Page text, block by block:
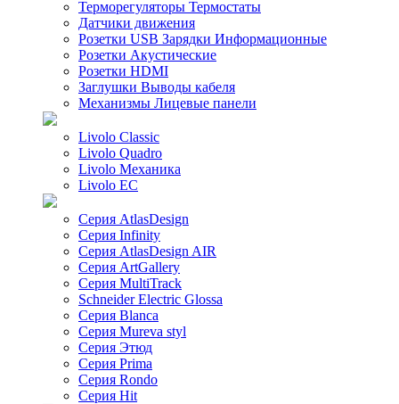
Терморегуляторы Термостаты
Датчики движения
Розетки USB Зарядки Информационные
Розетки Акустические
Розетки HDMI
Заглушки Выводы кабеля
Механизмы Лицевые панели
Livolo Classic
Livolo Quadro
Livolo Механика
Livolo EC
Серия AtlasDesign
Серия Infinity
Серия AtlasDesign AIR
Серия ArtGallery
Серия MultiTrack
Schneider Electric Glossa
Серия Blanca
Серия Mureva styl
Серия Этюд
Серия Prima
Серия Rondo
Серия Hit